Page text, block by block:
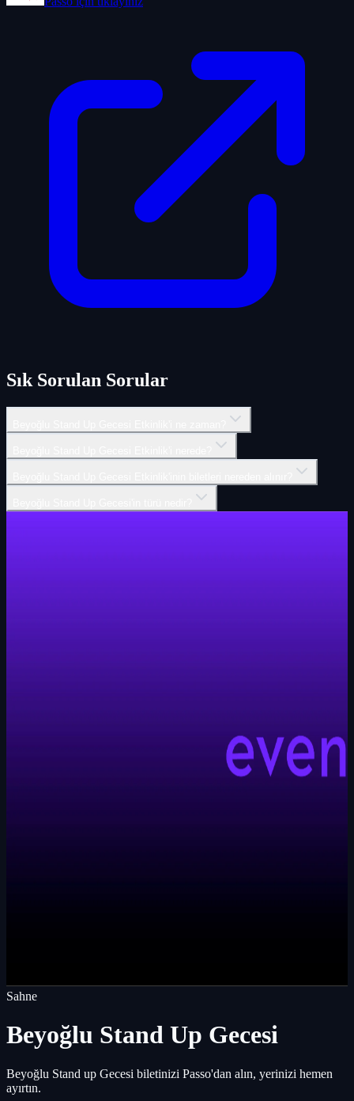
Sık Sorulan Sorular
Sahne
Beyoğlu Stand Up Gecesi
Beyoğlu Stand up Gecesi biletinizi Passo'dan alın, yerinizi hemen
ayırtın.